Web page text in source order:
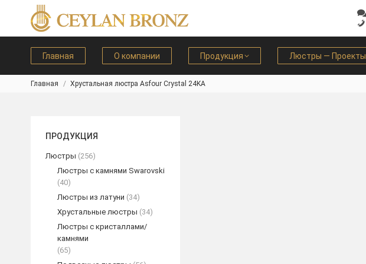
Главная О компании Продукция Люстры — Проекты
Вы здесь:
Главная Хрустальная люстра Asfour Crystal 24KA
ПРОДУКЦИЯ
Люстры (256)
Люстры с камнями Swarovski
(40)
Люстры из латуни (34)
Хрустальные люстры (34)
Люстры с кристаллами/
камнями
(65)